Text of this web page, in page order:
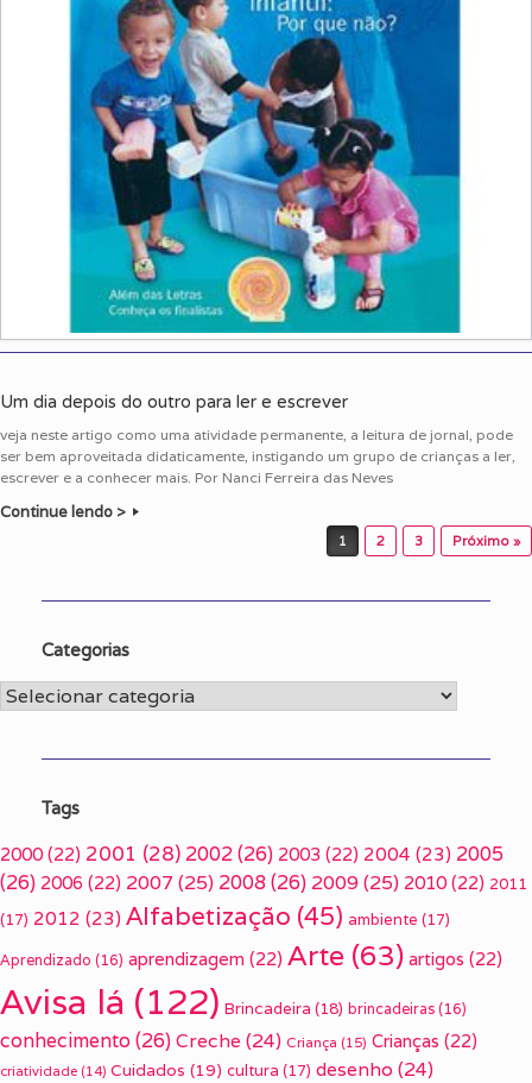
Um dia depois do outro para ler e escrever
veja neste artigo como uma atividade permanente, a leitura de jornal, pode
ser bem aproveitada didaticamente, instigando um grupo de crianças a ler,
escrever e a conhecer mais. Por Nanci Ferreira das Neves
Continue lendo >
1 2 3 Próximo »
Categorias
Categorias
Tags
2000 (22) 2001 (28) 2002(26) 2003 (22) 2004 (23) 2005
(26) 2006 (22) 2007 (25) 2008(26) 2009(25) 2010 (22) 2011
(17) 2012 (23) Alfabetização (45) ambiente (17)
Aprendizado (16) aprendizagem (22) Arte (63) artigos (22)
Avisa lá (122) Brincadeira (18) brincadeiras (16)
conhecimento(26) Creche (24) Criança (15) Crianças (22)
criatividade (14) Cuidados (19) cultura (17) desenho (24)